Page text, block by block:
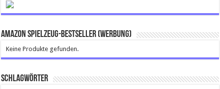
Amazon Spielzeug-Bestseller (Werbung)
Keine Produkte gefunden.
Schlagwörter